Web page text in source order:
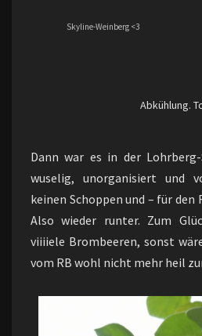
Skyline-Weinberg <3
Abkühlung.
Dann war es in der
wuselig, unorganisiert und
keinen Schoppen und – für den
Also wieder runter. Zum
viiiiele Brombeeren, sonst
vom RB wohl nicht mehr heil